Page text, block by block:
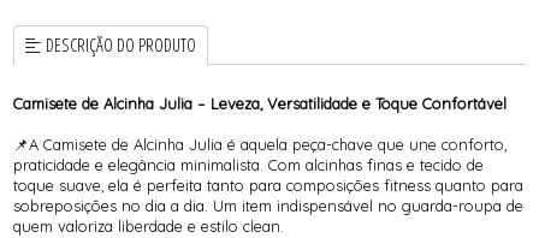
DESCRIÇÃO DO PRODUTO
Camisete de Alcinha Julia – Leveza, Versatilidade e Toque Confortável
📌A Camisete de Alcinha Julia é aquela peça-chave que une conforto,
praticidade e elegância minimalista. Com alcinhas finas e tecido de
toque suave, ela é perfeita tanto para composições fitness quanto para
sobreposições no dia a dia. Um item indispensável no guarda-roupa de
quem valoriza liberdade e estilo clean.